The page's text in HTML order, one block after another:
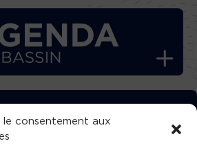
le consentement aux
GRATUITEMENT
TVBA !